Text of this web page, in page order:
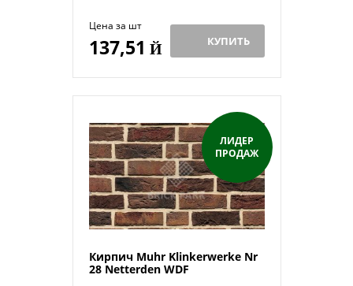
Цена за шт
137,51 Й КУПИТЬ
ЛИДЕР
ПРОДАЖ
Кирпич Muhr Klinkerwerke Nr
28 Netterden WDF